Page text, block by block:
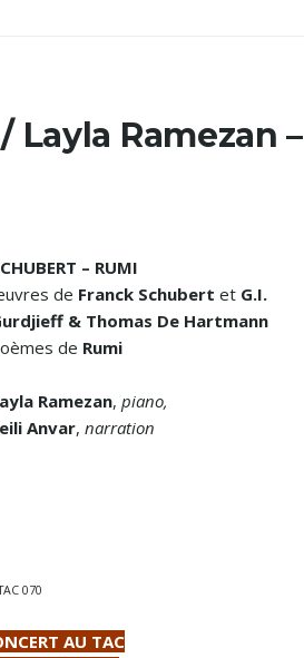
Layla Ramezan –
– RUMI
de Franck Schubert et G.I.
& Thomas De Hartmann
de Rumi
Ramezan, piano,
Anvar, narration
070
AU TAC